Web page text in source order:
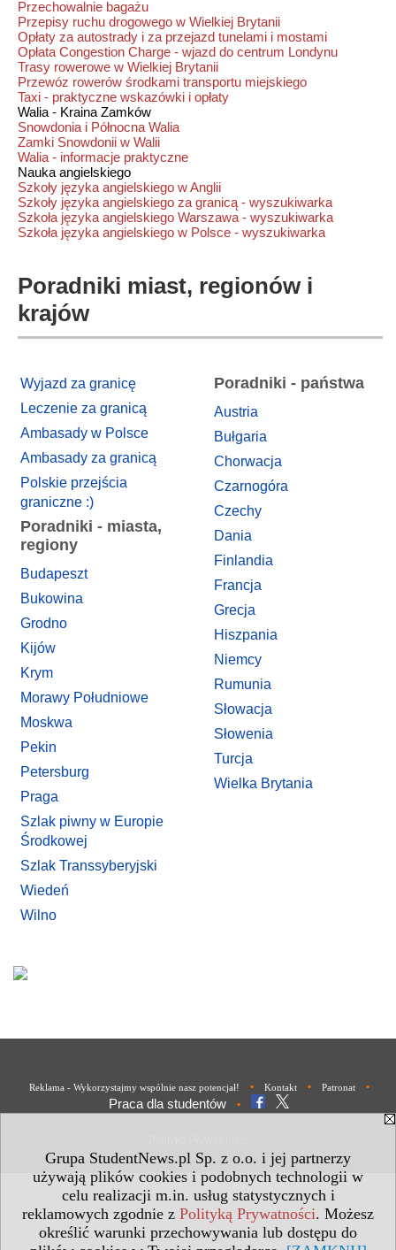
Grupa StudentNews.pl Sp. z o.o. i jej partnerzy
używają plików cookies i podobnych technologii w
celu realizacji m.in. usług statystycznych i
reklamowych zgodnie z Polityką Prywatności. Możesz
określić warunki przechowywania lub dostępu do
Przechowalnie bagażu
Przepisy ruchu drogowego w Wielkiej Brytanii
Opłaty za autostrady i za przejazd tunelami i mostami
Opłata Congestion Charge - wjazd do centrum Londynu
Trasy rowerowe w Wielkiej Brytanii
Przewóz rowerów środkami transportu miejskiego
Taxi - praktyczne wskazówki i opłaty
Walia - Kraina Zamków
Snowdonia i Północna Walia
Zamki Snowdonii w Walii
Walia - informacje praktyczne
Nauka angielskiego
Szkoły języka angielskiego w Anglii
Szkoły języka angielskiego za granicą - wyszukiwarka
Szkoła języka angielskiego Warszawa - wyszukiwarka
Szkoła języka angielskiego w Polsce - wyszukiwarka
Poradniki miast, regionów i
krajów
Wyjazd za granicę
Leczenie za granicą
Ambasady w Polsce
Ambasady za granicą
Polskie przejścia
graniczne :)
Poradniki - miasta,
regiony
Budapeszt
Bukowina
Grodno
Kijów
Krym
Morawy Południowe
Moskwa
Pekin
Petersburg
Praga
Szlak piwny w Europie
Środkowej
Szlak Transsyberyjski
Wiedeń
Wilno
Poradniki - państwa
Austria
Bułgaria
Chorwacja
Czarnogóra
Czechy
Dania
Finlandia
Francja
Grecja
Hiszpania
Niemcy
Rumunia
Słowacja
Słowenia
Turcja
Wielka Brytania
Reklama - Wykorzystajmy wspólnie nasz potencjał! • Kontakt • Patronat •
Praca dla studentów •